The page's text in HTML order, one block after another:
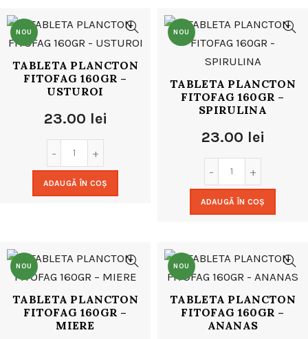
NOU
TABLETA PLANCTON
FITOFAG 160GR –
USTUROI
23.00 lei
ADAUGĂ ÎN COȘ
NOU
TABLETA PLANCTON
FITOFAG 160GR –
SPIRULINA
23.00 lei
ADAUGĂ ÎN COȘ
NOU
TABLETA PLANCTON
FITOFAG 160GR –
MIERE
NOU
TABLETA PLANCTON
FITOFAG 160GR –
ANANAS